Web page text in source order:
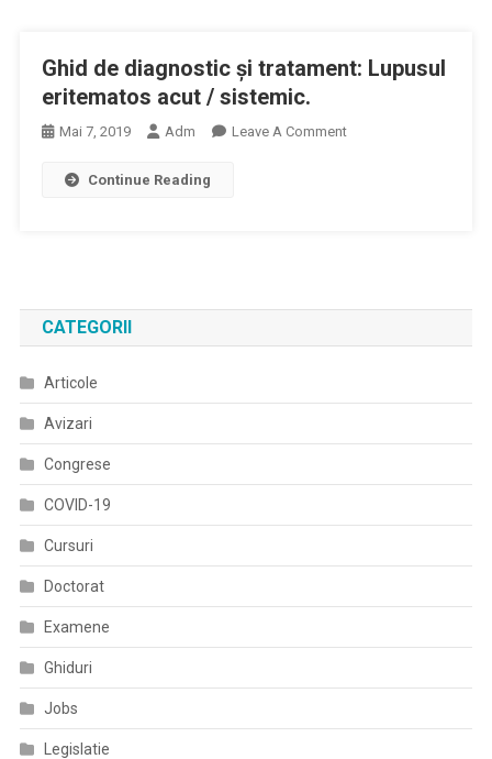
Eritematos
Ghid de diagnostic şi tratament: Lupusul
eritematos acut / sistemic.
Mai 7, 2019 Adm Leave A CommentOn
Eritematos
Continue Reading
CATEGORII
Articole
Avizari
Congrese
COVID-19
Cursuri
Doctorat
Examene
Ghiduri
Jobs
Legislatie